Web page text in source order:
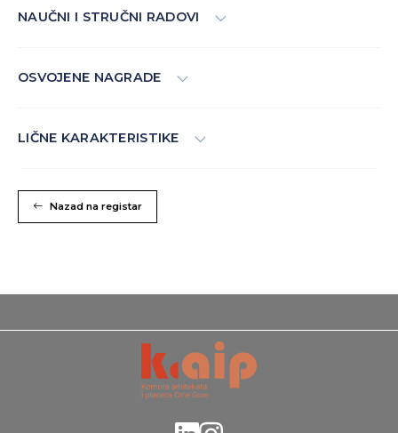
NAUČNI I STRUČNI RADOVI
OSVOJENE NAGRADE
LIČNE KARAKTERISTIKE
Nazad na registar